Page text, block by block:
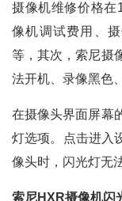
摄像机维修价格在
像机调试费用、
等，其次，索尼摄
法开机、录像黑色
在摄像头界面屏幕
灯选项。点击进入
像头时，闪光灯无
索尼HXR摄像机闪